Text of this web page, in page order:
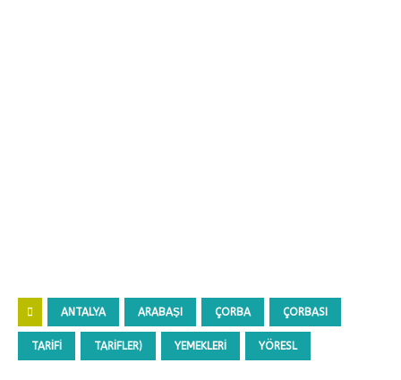
ANTALYA ARABAŞI ÇORBA ÇORBASI
TARIFI TARIFLER) YEMEKLERI YÖRESL